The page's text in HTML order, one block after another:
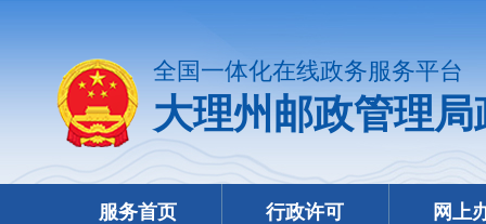
全国一体化在线政务服务平台
大理州邮政管理
服务首页 行政许可 网上